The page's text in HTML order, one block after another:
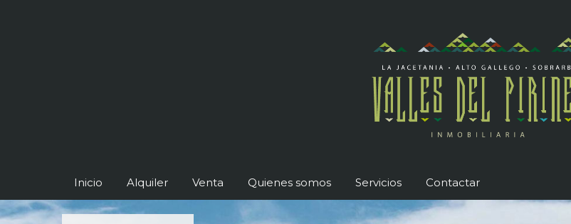
Inicio Alquiler Venta Quienes somos Servicios Contactar